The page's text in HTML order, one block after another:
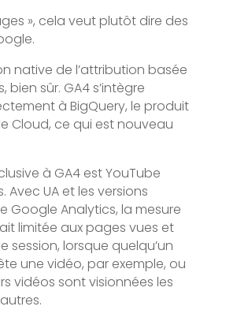
», cela veut plutôt dire des
native de l’attribution basée
bien sûr. GA4 s’intègre
à BigQuery, le produit
Cloud, ce qui est nouveau
à GA4 est YouTube
Avec UA et les versions
Google Analytics, la mesure
limitée aux pages vues et
session, lorsque quelqu’un
une vidéo, par exemple, ou
vidéos sont visionnées les